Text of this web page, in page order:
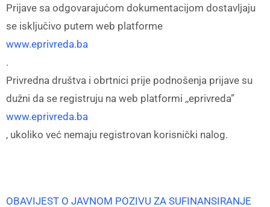
Prijave sa odgovarajućom dokumentacijom dostavljaju
se isključivo putem web platforme
www.eprivreda.ba
.
Privredna društva i obrtnici prije podnošenja prijave su
dužni da se registruju na web platformi ,,eprivreda”
www.eprivreda.ba
, ukoliko već nemaju registrovan korisnički nalog.
OBAVIJEST O JAVNOM POZIVU ZA SUFINANSIRANJE